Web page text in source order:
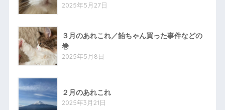
2025年5月27日
３月のあれこれ／飴ちゃん買った事件などの
巻
2025年5月8日
２月のあれこれ
2025年3月21日